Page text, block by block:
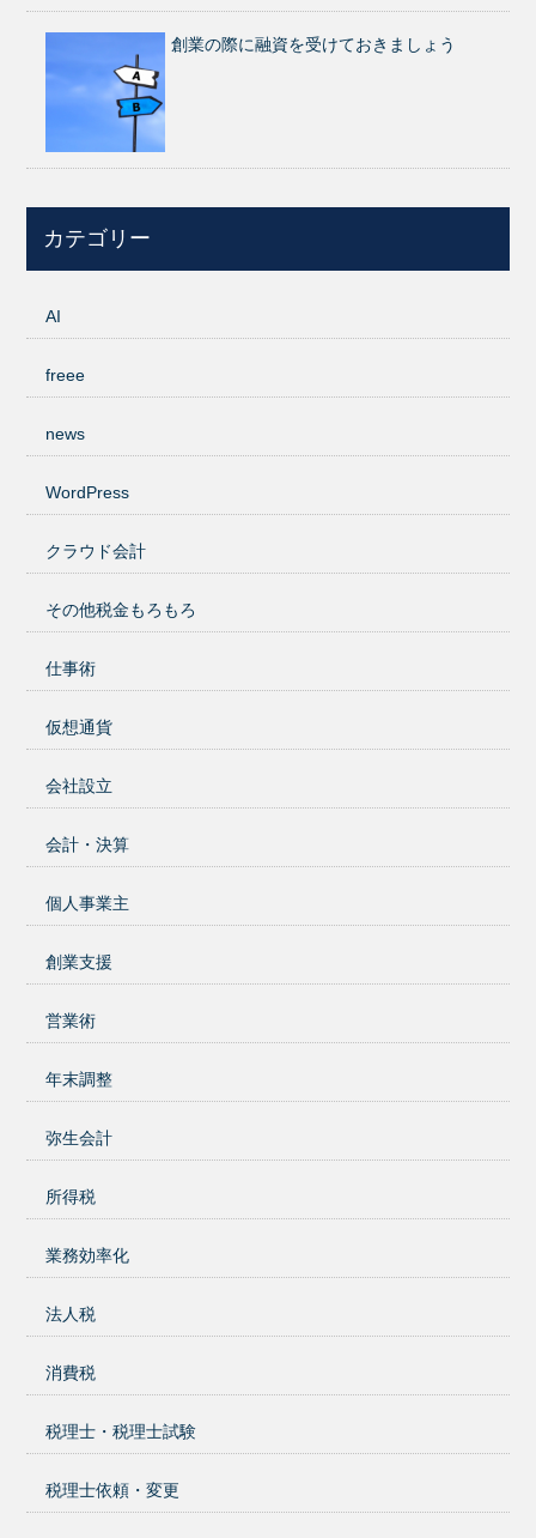
創業の際に融資を受けておきましょう
カテゴリー
AI
freee
news
WordPress
クラウド会計
その他税金もろもろ
仕事術
仮想通貨
会社設立
会計・決算
個人事業主
創業支援
営業術
年末調整
弥生会計
所得税
業務効率化
法人税
消費税
税理士・税理士試験
税理士依頼・変更